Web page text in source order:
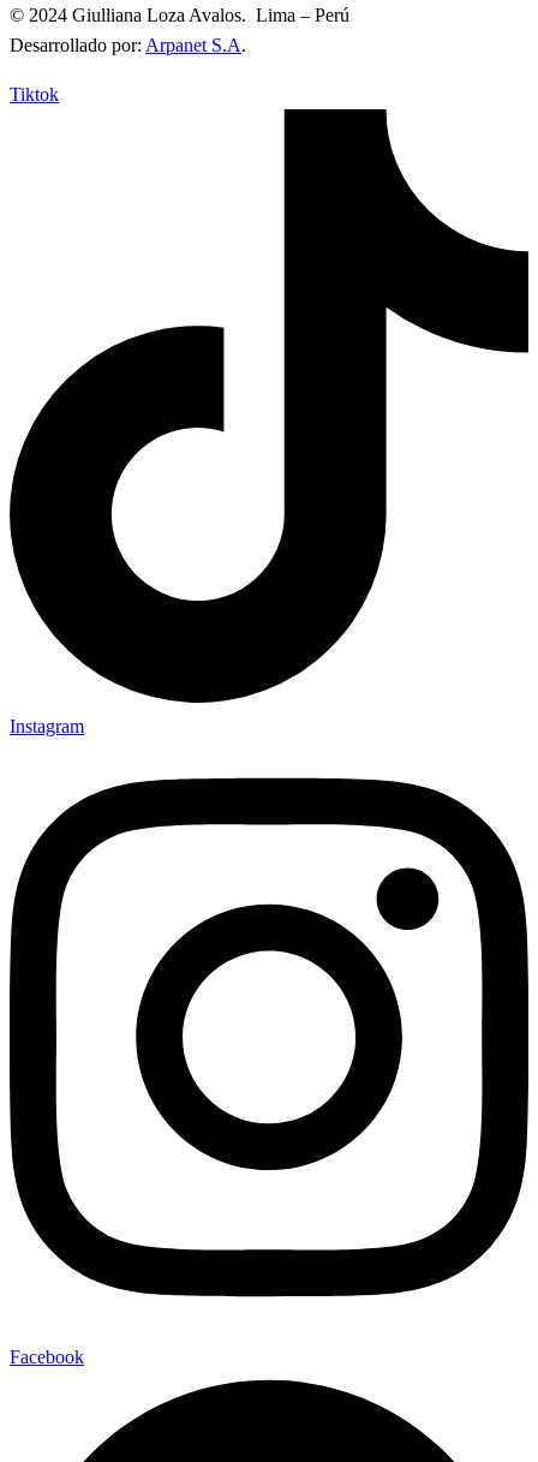
© 2024 Giulliana Loza Avalos. Lima – Perú
Desarrollado por: Arpanet S.A.
Tiktok
Instagram
Facebook